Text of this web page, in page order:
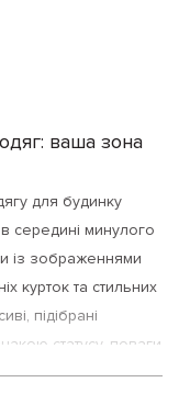
ваша зона
для будинку
середині минулого
із зображеннями
курток та стильних
підібрані
статусу, поваги
були гірші: перші
тільки в 70-х. І